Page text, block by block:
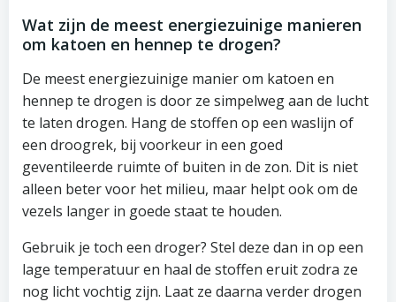
Wat zijn de meest energiezuinige manieren
om katoen en hennep te drogen?
De meest energiezuinige manier om katoen en
hennep te drogen is door ze simpelweg aan de lucht
te laten drogen. Hang de stoffen op een waslijn of
een droogrek, bij voorkeur in een goed
geventileerde ruimte of buiten in de zon. Dit is niet
alleen beter voor het milieu, maar helpt ook om de
vezels langer in goede staat te houden.
Gebruik je toch een droger? Stel deze dan in op een
lage temperatuur en haal de stoffen eruit zodra ze
nog licht vochtig zijn. Laat ze daarna verder drogen